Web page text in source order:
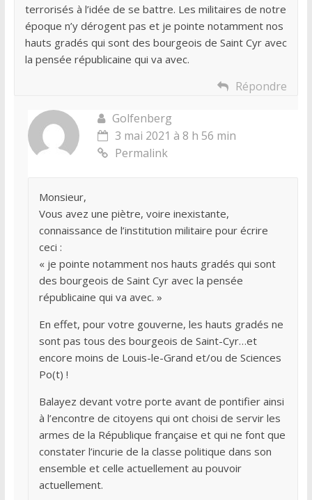
terrorisés à l’idée de se battre. Les militaires de notre
époque n’y dérogent pas et je pointe notamment nos
hauts gradés qui sont des bourgeois de Saint Cyr avec
la pensée républicaine qui va avec.
Répondre
Golfenberg
3 mai 2021 à 8 h 56 min
Permalink
Monsieur,
Vous avez une piètre, voire inexistante,
connaissance de l’institution militaire pour écrire
ceci :
« je pointe notamment nos hauts gradés qui sont
des bourgeois de Saint Cyr avec la pensée
républicaine qui va avec. »
En effet, pour votre gouverne, les hauts gradés ne
sont pas tous des bourgeois de Saint-Cyr…et
encore moins de Louis-le-Grand et/ou de Sciences
Po(t) !
Balayez devant votre porte avant de pontifier ainsi
à l’encontre de citoyens qui ont choisi de servir les
armes de la République française et qui ne font que
constater l’incurie de la classe politique dans son
ensemble et celle actuellement au pouvoir
actuellement.